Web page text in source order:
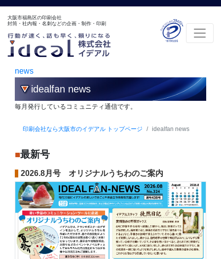
大阪市福島区の印刷会社
封筒・社内報・名刺などの企画・制作・印刷
news
idealfan news
毎月発行しているコミュニティ通信です。
印刷会社なら大阪市のイデアル トップページ idealfan news
■最新号
2026.8月号 オリジナルうちわのご案内